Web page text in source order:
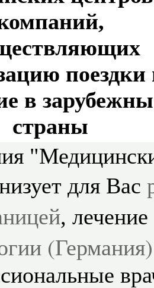
поездки
в
страны
для Вас
, лечение
(Германия)